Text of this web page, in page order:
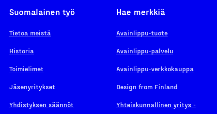
Suomalainen työ
Tietoa meistä
Historia
Toimielimet
Jäsenyritykset
Yhdistyksen säännöt
Hae merkkiä
Avainlippu-tuote
Avainlippu-palvelu
Avainlippu-verkkokauppa
Design from Finland
Yhteiskunnallinen yritys -